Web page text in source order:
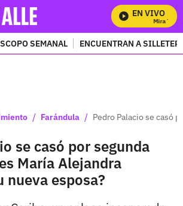
EN VIVO
Mira Todos
SEMANAL ENCUENTRAN A
/ Farándula / Pedro Palacio se casó
se casó por segunda
María Alejandra
nueva esposa?